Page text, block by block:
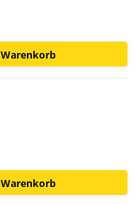
Warenkorb
Warenkorb